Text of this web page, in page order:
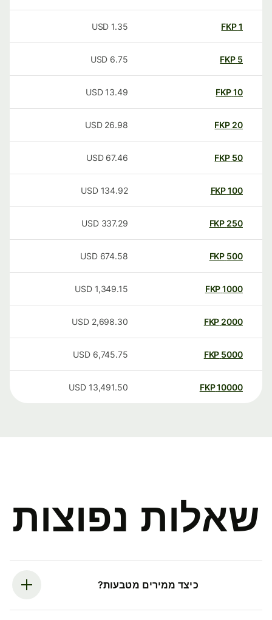
FKP
1.35
USD
FKP
6.75
USD
FKP
13.49
USD
20
FKP
26.98
USD
50
FKP
67.46
USD
100
FKP
134.92
USD
250
FKP
337.29
USD
500
FKP
674.58
USD
1000
FKP
1,349.15
USD
2000
FKP
2,698.30
USD
5000
FKP
6,745.75
USD
10000
FKP
13,491.50
USD
שאלות נפוצות
כיצד ממירים מטבעות?